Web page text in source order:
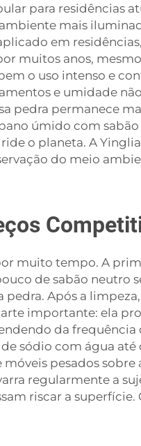
para residências
mais
em
muitos anos,
o uso intenso e
e umidade
pedra permanece
úmido com
o planeta. A
do meio
muito tempo. A
de sabão neutro
Após a
importante: ela
da
sódio com água até
pesados
regularmente a
riscar a